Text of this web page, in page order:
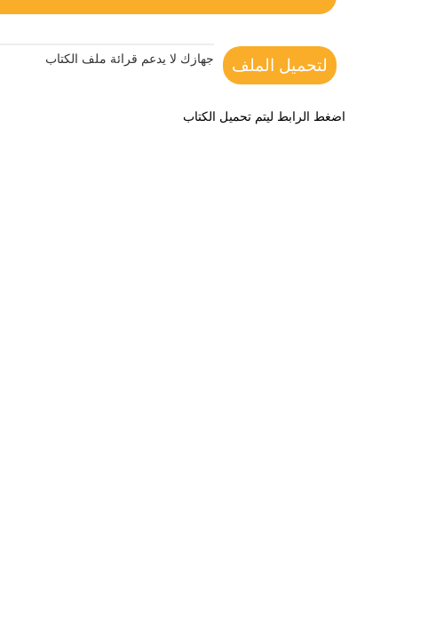
لتحميل الملف جهازك لا يدعم قرائة ملف الكتاب
اضغط الرابط ليتم تحميل الكتاب